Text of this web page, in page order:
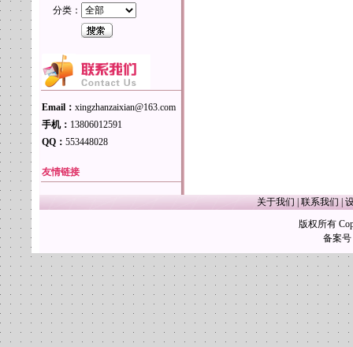
分类：
Email： xingzhanzaixian@163.com
手机： 13806012591
QQ： 553448028
友情链接
关于我们 联系我们
版权所有
备案号